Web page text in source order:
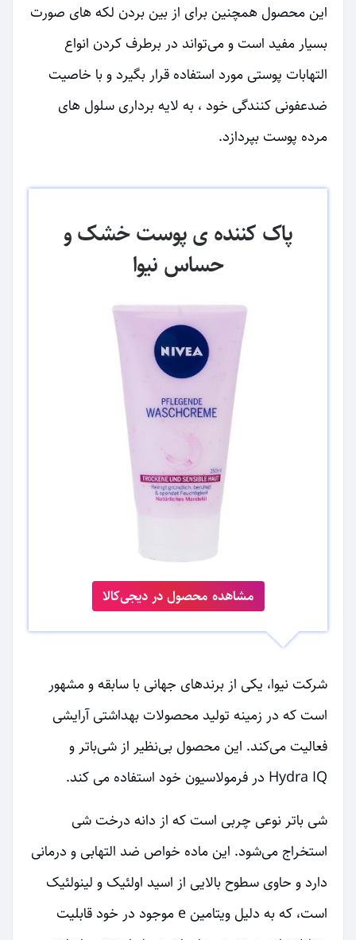
این محصول همچنین برای از بین بردن لکه های صورت
بسیار مفید است و می‌تواند در برطرف کردن انواع
التهابات پوستی مورد استفاده قرار بگیرد و با خاصیت
ضدعفونی کنندگی خود ، به لایه برداری سلول های
مرده پوست بپردازد.
پاک کننده ی پوست خشک و
حساس نیوا
مشاهده محصول در دیجی‌کالا
شرکت نیوا، یکی از برندهای جهانی با سابقه و مشهور
است که در زمینه تولید محصولات بهداشتی آرایشی
فعالیت می‌کند. این محصول بی‌نظیر از شی‌باتر و
Hydra IQ در فرمولاسیون خود استفاده می کند.
شی باتر نوعی چربی است که از دانه درخت شی
استخراج می‌شود. این ماده خواص ضد التهابی و درمانی
دارد و حاوی سطوح بالایی از اسید اولئیک و لینولئیک
است، که به دلیل ویتامین e موجود در خود قابلیت